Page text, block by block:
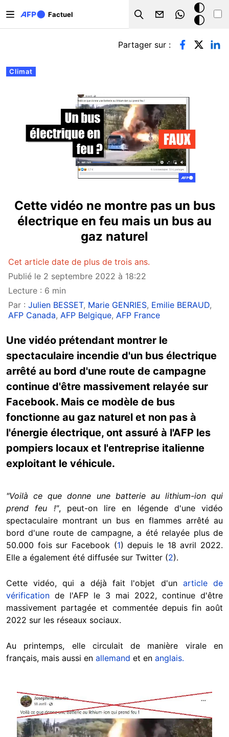
Factuel
Search
Mode
sombre
Onglets principaux
Climat
Partager sur :
Cette vidéo ne montre pas un bus
électrique en feu mais un bus au
gaz naturel
Cet article date de plus de trois ans.
Publié le 2 septembre 2022 à 18:22
Lecture : 6 min
Par : Julien BESSET, Marie GENRIES, Emilie BERAUD,
AFP Canada, AFP Belgique, AFP France
Une vidéo prétendant montrer le
spectaculaire incendie d'un bus électrique
arrêté au bord d'une route de campagne
continue d'être massivement relayée sur
Facebook. Mais ce modèle de bus
fonctionne au gaz naturel et non pas à
l'énergie électrique, ont assuré à l'AFP les
pompiers locaux et l'entreprise italienne
exploitant le véhicule.
"Voilà ce que donne une batterie au lithium-ion qui
prend feu !", peut-on lire en légende d'une vidéo
spectaculaire montrant un bus en flammes arrêté au
bord d'une route de campagne, a été relayée plus de
50.000 fois sur Facebook (1) depuis le 18 avril 2022.
Elle a également été diffusée sur Twitter (2).
Cette vidéo, qui a déjà fait l'objet d'un article de
vérification de l'AFP le 3 mai 2022, continue d'être
massivement partagée et commentée depuis fin août
2022 sur les réseaux sociaux.
Au printemps, elle circulait de manière virale en
français, mais aussi en allemand et en anglais.
Image